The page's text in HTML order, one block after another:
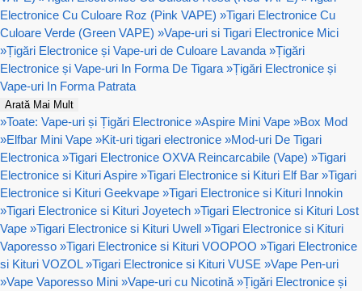
Electronice Cu Culoare Roz (Pink VAPE) »Tigari Electronice Cu
Culoare Verde (Green VAPE) »Vape-uri si Tigari Electronice Mici
»Țigări Electronice și Vape-uri de Culoare Lavanda »Țigări
Electronice și Vape-uri In Forma De Tigara »Țigări Electronice și
Vape-uri In Forma Patrata
Arată Mai Mult
»Toate: Vape-uri și Țigări Electronice »Aspire Mini Vape »Box Mod
»Elfbar Mini Vape »Kit-uri tigari electronice »Mod-uri De Tigari
Electronica »Tigari Electronice OXVA Reincarcabile (Vape) »Tigari
Electronice si Kituri Aspire »Tigari Electronice si Kituri Elf Bar »Tigari
Electronice si Kituri Geekvape »Tigari Electronice si Kituri Innokin
»Tigari Electronice si Kituri Joyetech »Tigari Electronice si Kituri Lost
Vape »Tigari Electronice si Kituri Uwell »Tigari Electronice si Kituri
Vaporesso »Tigari Electronice si Kituri VOOPOO »Tigari Electronice
si Kituri VOZOL »Tigari Electronice si Kituri VUSE »Vape Pen-uri
»Vape Vaporesso Mini »Vape-uri cu Nicotină »Țigări Electronice și